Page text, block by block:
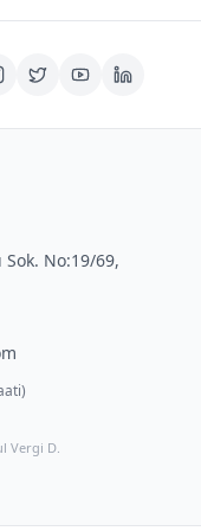
Sok. No:19/69,
Vergi D.